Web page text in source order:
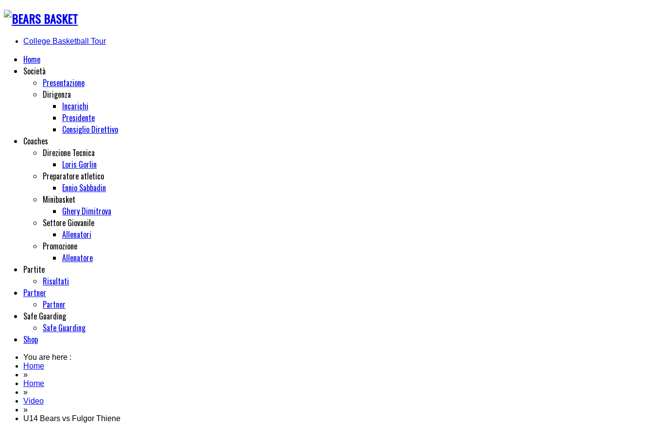
College Basketball Tour
Home
Società
Presentazione
Dirigenza
Incarichi
Presidente
Consiglio Direttivo
Coaches
Direzione Tecnica
Loris Gorlin
Preparatore atletico
Ennio Sabbadin
Minibasket
Ghery Dimitrova
Settore Giovanile
Allenatori
Promozione
Allenatore
Partite
Risultati
Partner
Partner
Safe Guarding
Safe Guarding
Shop
You are here :
Home
»
Home
»
Video
»
U14 Bears vs Fulgor Thiene